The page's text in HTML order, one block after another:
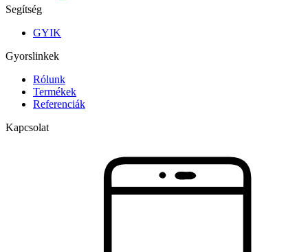
Segítség
GYIK
Gyorslinkek
Rólunk
Termékek
Referenciák
Kapcsolat